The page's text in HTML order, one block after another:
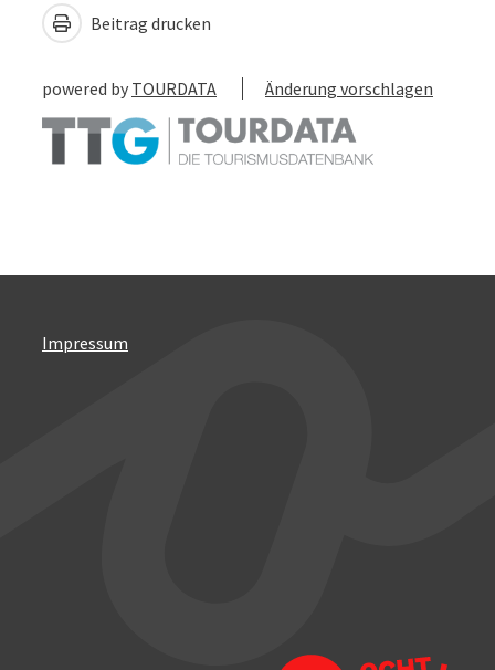
Beitrag drucken
powered by TOURDATA Änderung vorschlagen
Impressum